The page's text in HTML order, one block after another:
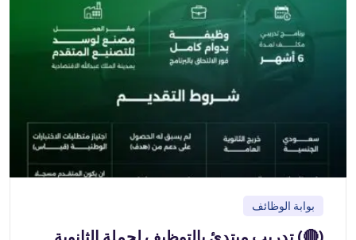
بوابة الوظائف